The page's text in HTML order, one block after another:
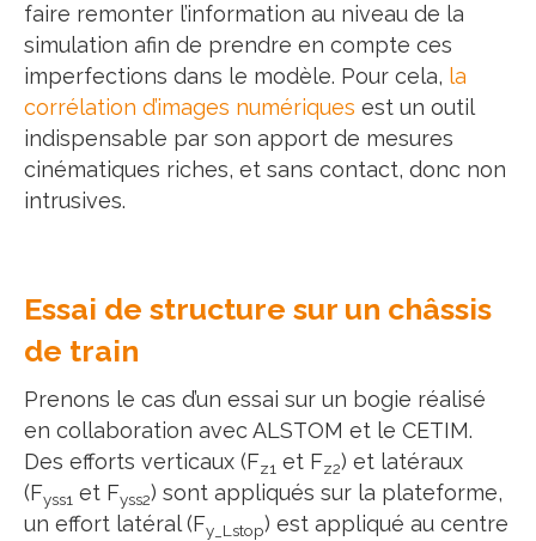
faire remonter l’information au niveau de la
simulation afin de prendre en compte ces
imperfections dans le modèle. Pour cela, la
corrélation d’images numériques est un outil
indispensable par son apport de mesures
cinématiques riches, et sans contact, donc non
intrusives.
Essai de structure sur un châssis
de train
Prenons le cas d’un essai sur un bogie réalisé
en collaboration avec ALSTOM et le CETIM.
Des efforts verticaux (Fz1 et Fz2) et latéraux
(Fyss1 et Fyss2) sont appliqués sur la plateforme,
un effort latéral (Fy_Lstop) est appliqué au centre